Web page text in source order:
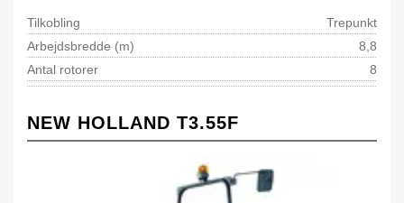
Tilkobling
Trepunkt
Arbejdsbredde (m)
8,8
Antal rotorer
8
NEW HOLLAND T3.55F